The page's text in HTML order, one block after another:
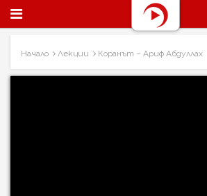
Начало Лекции Коранът – Ариф Абдуллах